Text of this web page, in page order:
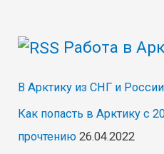
Работа в
В Арктику из СНГ и России
Как попасть в Арктику с
прочтению 26.04.2022